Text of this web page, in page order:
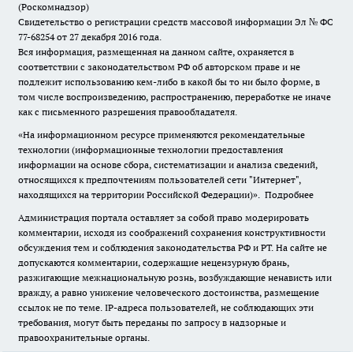
(Роскомнадзор)
Свидетельство о регистрации средств массовой информации Эл № ФС
77-68254 от 27 декабря 2016 года.
Вся информация, размещенная на данном сайте, охраняется в
соответствии с законодательством РФ об авторском праве и не
подлежит использованию кем-либо в какой бы то ни было форме, в
том числе воспроизведению, распространению, переработке не иначе
как с письменного разрешения правообладателя.
«На информационном ресурсе применяются рекомендательные
технологии (информационные технологии предоставления
информации на основе сбора, систематизации и анализа сведений,
относящихся к предпочтениям пользователей сети "Интернет",
находящихся на территории Российской Федерации)». Подробнее
Администрация портала оставляет за собой право модерировать
комментарии, исходя из соображений сохранения конструктивности
обсуждения тем и соблюдения законодательства РФ и РТ. На сайте не
допускаются комментарии, содержащие нецензурную брань,
разжигающие межнациональную рознь, возбуждающие ненависть или
вражду, а равно унижение человеческого достоинства, размещение
ссылок не по теме. IP-адреса пользователей, не соблюдающих эти
требования, могут быть переданы по запросу в надзорные и
правоохранительные органы.